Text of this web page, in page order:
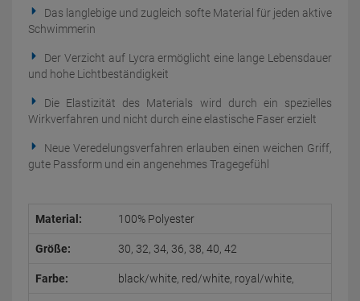
Das langlebige und zugleich softe Material für jeden aktive
Schwimmerin
Der Verzicht auf Lycra ermöglicht eine lange Lebensdauer
und hohe Lichtbeständigkeit
Die Elastizität des Materials wird durch ein spezielles
Wirkverfahren und nicht durch eine elastische Faser erzielt
Neue Veredelungsverfahren erlauben einen weichen Griff,
gute Passform und ein angenehmes Tragegefühl
Material: 100% Polyester
Größe: 30, 32, 34, 36, 38, 40, 42
Farbe: black/white, red/white, royal/white,